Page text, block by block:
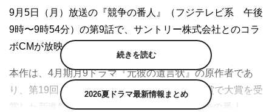
9月5日（月）放送の『競争の番人』（フジテレビ系 午後
9時〜9時54分）の第9話で、サントリー株式会社とのコラ
ボCMが放映されることが決定した。
本作は、4月期月9ドラマ『元彼の遺言状』の原作者であ
り、第19回「このミステリーがすごい！」大賞で大賞を受
賞した新進気鋭の作家・新川帆立による「競争の番人」
続きを読む
2026夏ドラマ最新情報まとめ